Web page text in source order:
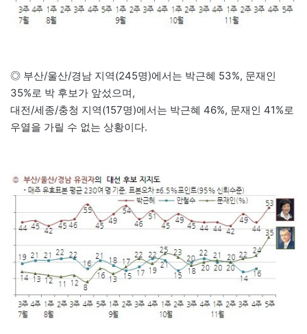
◎ 부산/울산/경남 지역(245명)에서는 박근혜 53%, 문재인
35%로 박 후보가 앞섰으며,
대전/세종/충청 지역(157명)에서는 박근혜 46%, 문재인 41%로
우열을 가릴 수 없는 상황이다.